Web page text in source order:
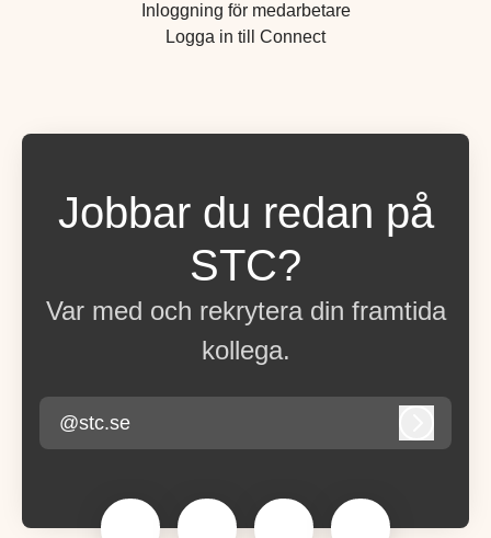
Inloggning för medarbetare
Logga in till Connect
Jobbar du redan på
STC?
Var med och rekrytera din framtida
kollega.
@stc.se